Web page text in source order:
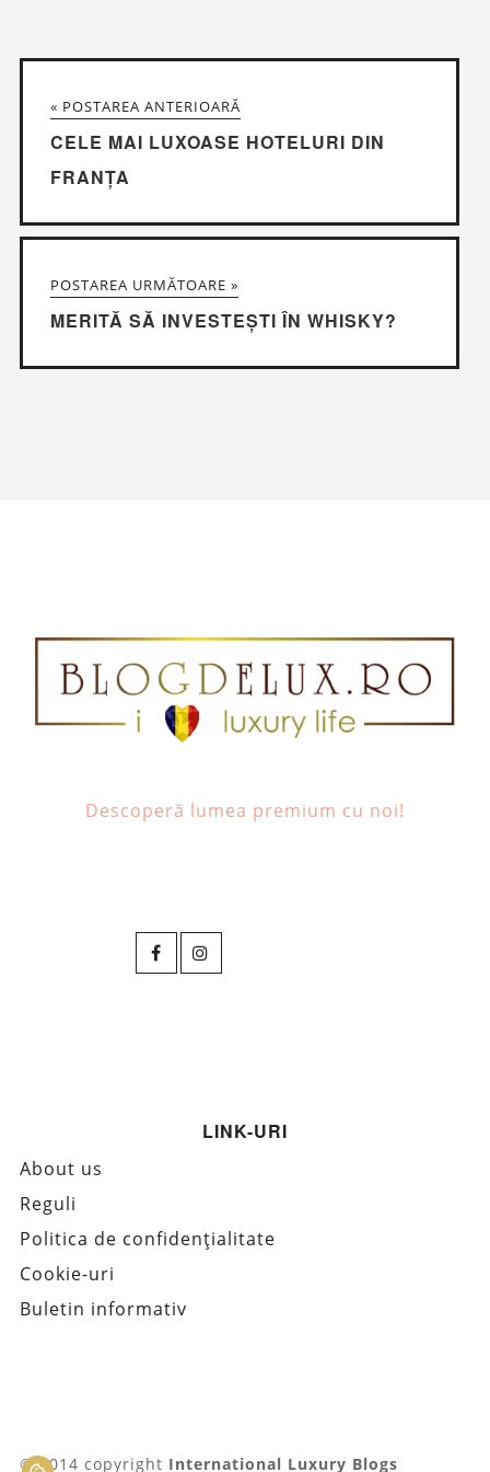
« POSTAREA ANTERIOARĂ
CELE MAI LUXOASE HOTELURI DIN
FRANȚA
POSTAREA URMĂTOARE »
MERITĂ SĂ INVESTEȘTI ÎN WHISKY?
Descoperă lumea premium cu noi!
LINK-URI
About us
Reguli
Politica de confidențialitate
Cookie-uri
Buletin informativ
© 2014 copyright International Luxury Blogs